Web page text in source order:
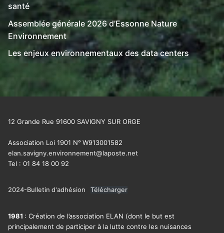
santé
Assemblée générale 2026 d’Essonne Nature
Environnement
Les enjeux environnementaux des data centers
12 Grande Rue 91600 SAVIGNY SUR ORGE
Association Loi 1901 N° W913001582
elan.savigny.environnement@laposte.net
Tel : 01 84 18 00 92
2024-Bulletin d'adhésion Télécharger
1981 : Création de l’association ELAN (dont le but est
principalement de participer à la lutte contre les nuisances